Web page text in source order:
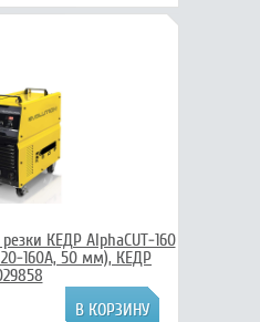
КЕДР AlphaCUT-160
20-160А, 50 мм), КЕДР